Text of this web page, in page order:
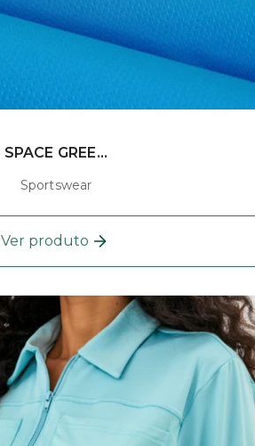
SPACE GREE...
Sportswear
Ver produto